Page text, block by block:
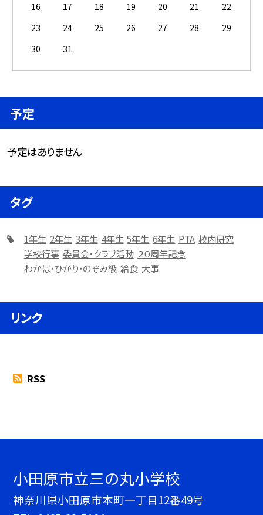
16
17 18 19 20 21
22
23
24 25 26 27 28
29
30
31
予定
予定はありません
タグ
1年生 2年生 3年生 4年生 5年生 6年生 PTA 校内研究
学校行事 委員会・クラブ活動 ２０周年記念
わかば・ひかり・のぞみ級 給食 大事
リンク
RSS
小田原市立三の丸小学校
神奈川県小田原市本町一丁目12番49号